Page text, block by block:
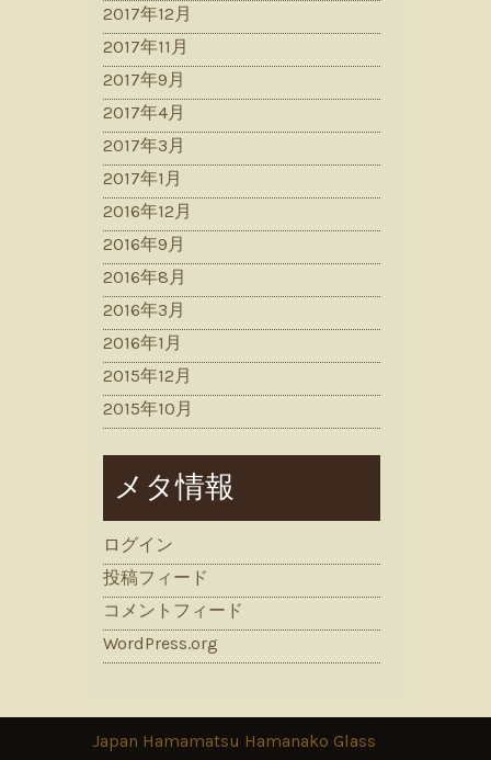
2017年12月
2017年11月
2017年9月
2017年4月
2017年3月
2017年1月
2016年12月
2016年9月
2016年8月
2016年3月
2016年1月
2015年12月
2015年10月
メタ情報
ログイン
投稿フィード
コメントフィード
WordPress.org
Japan Hamamatsu Hamanako Glass